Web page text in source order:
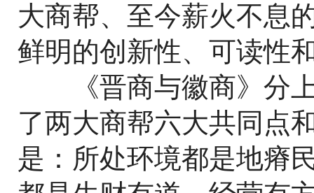
大商帮、至今薪火不息
鲜明的创新性、可读性
《晋商与徽商》分上
了两大商帮六大共同点
是：所处环境都是地瘠